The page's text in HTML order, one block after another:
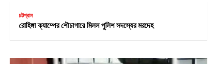
চট্টগ্রাম
রোহিঙ্গা ক্যাম্পের শৌচাগারে মিলল পুলিশ সদস্যের মরদেহ